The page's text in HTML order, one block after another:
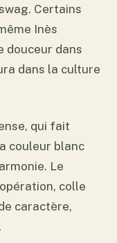
Certains
Inès
douceur dans
dans la culture
qui fait
couleur blanc
Le
colle
caractère,